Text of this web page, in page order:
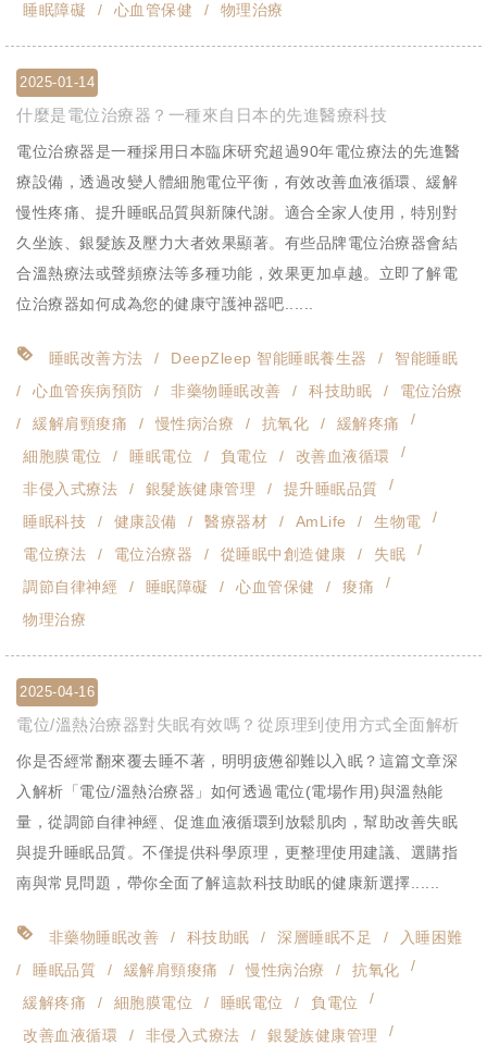
睡眠障礙
心血管保健 物理治療
2025-01-14
什麼是電位治療器？一種來自日本的先進醫療科技
電位治療器是一種採用日本臨床研究超過90年電位療法的先進醫
療設備，透過改變人體細胞電位平衡，有效改善血液循環、緩解
慢性疼痛、提升睡眠品質與新陳代謝。適合全家人使用，特別對
久坐族、銀髮族及壓力大者效果顯著。有些品牌電位治療器會結
合溫熱療法或聲頻療法等多種功能，效果更加卓越。立即了解電
位治療器如何成為您的健康守護神器吧......
睡眠改善方法 DeepZleep 智能睡眠養生器
智能睡眠
心血管疾病預防
非藥物睡眠改善 科技助眠
電位治療
緩解肩頸痠痛
慢性病治療 抗氧化
緩解疼痛
細胞膜電位
睡眠電位 負電位
改善血液循環
非侵入式療法
銀髮族健康管理
提升睡眠品質
睡眠科技
健康設備 醫療器材 AmLife
生物電
電位療法
電位治療器 從睡眠中創造健康
失眠
調節自律神經
睡眠障礙 心血管保健
痠痛
物理治療
2025-04-16
電位/溫熱治療器對失眠有效嗎？從原理到使用方式全面解析
你是否經常翻來覆去睡不著，明明疲憊卻難以入眠？這篇文章深
入解析「電位/溫熱治療器」如何透過電位(電場作用)與溫熱能
量，從調節自律神經、促進血液循環到放鬆肌肉，幫助改善失眠
與提升睡眠品質。不僅提供科學原理，更整理使用建議、選購指
南與常見問題，帶你全面了解這款科技助眠的健康新選擇......
非藥物睡眠改善 科技助眠 深層睡眠不足
入睡困難
睡眠品質
緩解肩頸痠痛 慢性病治療
抗氧化
緩解疼痛
細胞膜電位 睡眠電位
負電位
改善血液循環
非侵入式療法
銀髮族健康管理